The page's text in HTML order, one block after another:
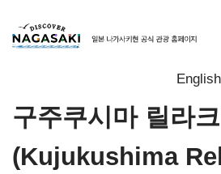
English
구주쿠시마 릴라
(Kujukushima